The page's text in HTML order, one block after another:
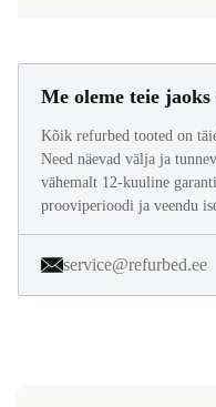
Me oleme teie jaoks
Kõik refurbed tooted on
Need näevad välja ja
vähemalt 12-kuuline
prooviperioodi ja veendu
service@refurbed.ee